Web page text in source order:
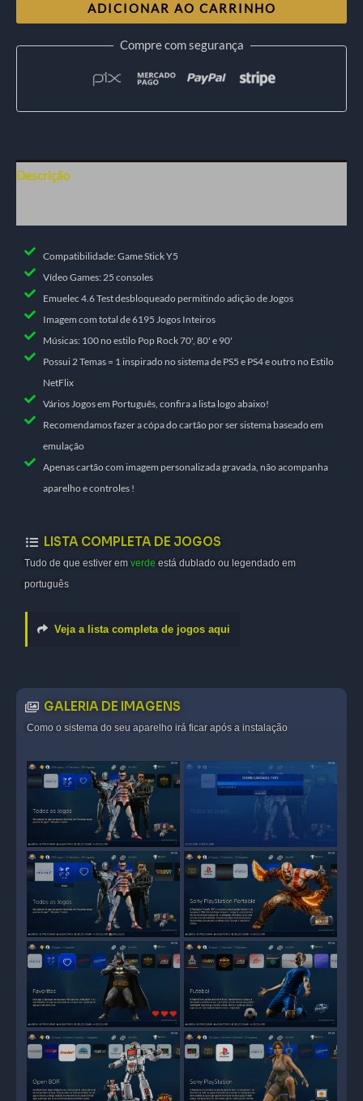
ADICIONAR AO CARRINHO
Compre com segurança
Descrição
Compatibilidade: Game Stick Y5
Vídeo Games: 25 consoles
Emuelec 4.6 Test desbloqueado permitindo adição de Jogos
Imagem com total de 6195 Jogos Inteiros
Músicas: 100 no estilo Pop Rock 70', 80' e 90'​
Possui 2 Temas = 1 inspirado no sistema de PS5 e PS4 e outro no Estilo
NetFlix
Vários Jogos em Português, confira a lista logo abaixo!
Recomendamos fazer a cópa do cartão por ser sistema baseado em
emulação
Apenas cartão com imagem personalizada gravada, não acompanha
aparelho e controles !​
LISTA COMPLETA DE JOGOS
Tudo de que estiver em verde está dublado ou legendado em
português
Veja a lista completa de jogos aqui
GALERIA DE IMAGENS
Como o sistema do seu aparelho irá ficar após a instalação